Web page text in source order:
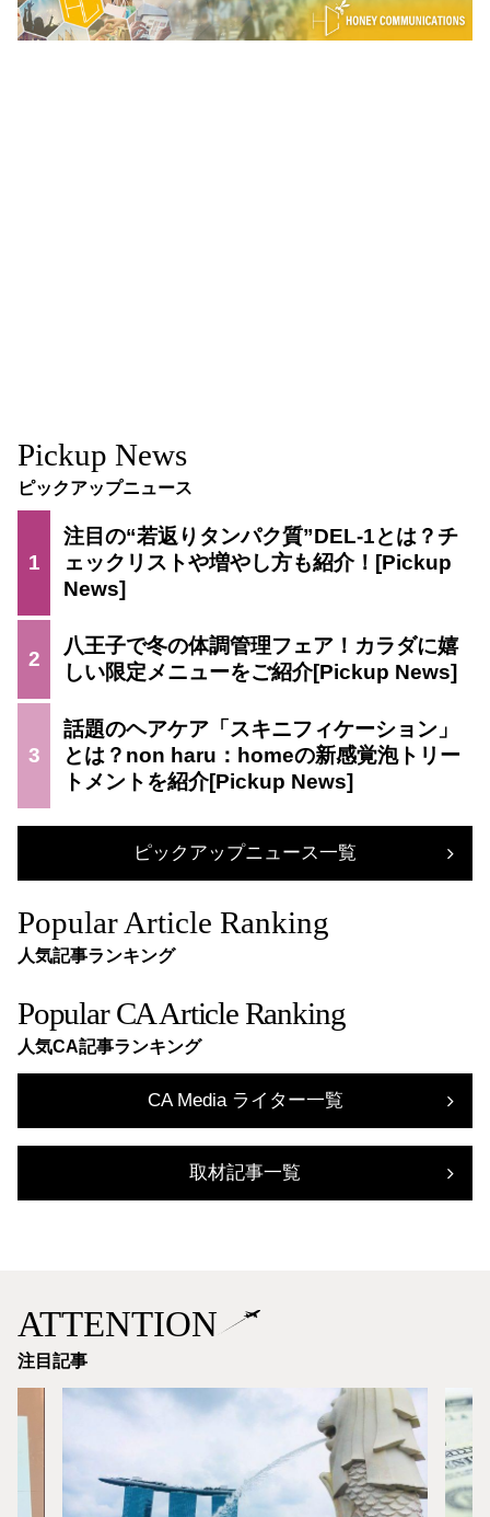
Pickup News
ピックアップニュース
1
注目の“若返りタンパク質”DEL-1とは？チ
ェックリストや増やし方も紹介！
2
八王子で冬の体調管理フェア！カラダに嬉
しい限定メニューをご紹介
3
話題のヘアケア「スキニフィケーション」
とは？non haru：homeの新感覚泡トリー
トメントを紹介
ピックアップニュース一覧
Popular Article Ranking
人気記事ランキング
Popular CA Article Ranking
人気CA記事ランキング
CA Media ライター一覧
取材記事一覧
ATTENTION
注目記事